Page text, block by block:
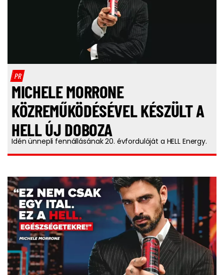
PR
MICHELE MORRONE
KÖZREMŰKÖDÉSÉVEL KÉSZÜLT A
HELL ÚJ DOBOZA
Idén ünnepli fennállásának 20. évfordulóját a HELL Energy.